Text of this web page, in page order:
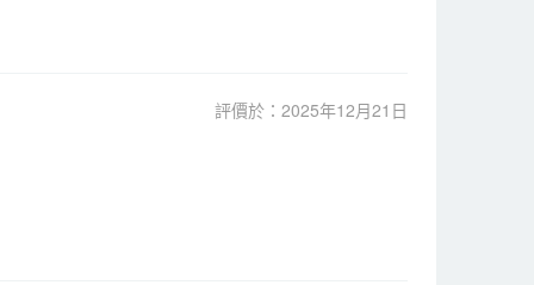
評價於：2025年12月21日